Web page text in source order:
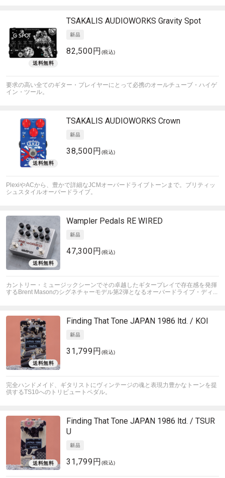
TSAKALIS AUDIOWORKS Gravity Spot
82,500円 (税込)
要求の高い全てのギター・プレイヤーにとって必携のオールチューブ・ハイゲ
イン・ツール。
TSAKALIS AUDIOWORKS Crown
38,500円 (税込)
PlexiやACから、豊かで詳細なJCMオーバードライブトーンまで。ブリティッ
シュスタイルオーバードライブ。
Wampler Pedals RE WIRED
47,300円 (税込)
カントリー・ミュージックシーンでその卓越したギタープレイで存在感を発揮
するBrent Masonのシグネチャーモデル第2弾となるオーバードライブ・ディ...
Finding That Tone JAPAN 1986 ltd. / KOI
31,799円 (税込)
完全ハンドメイド、ギタリストにヴィンテージの魂と表現力豊かなトーンを提
供するTS10へのトリビュートペダル。
Finding That Tone JAPAN 1986 ltd. / TSUR
U
31,799円 (税込)